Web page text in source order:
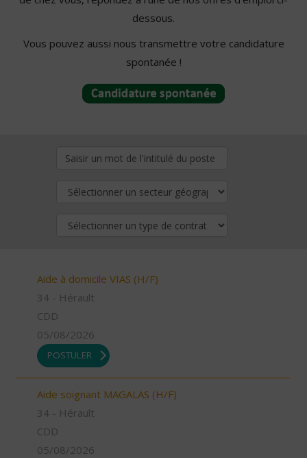
dessous.
Vous pouvez aussi nous transmettre votre candidature
spontanée !
Aide à domicile VIAS (H/F)
34 - Hérault
CDD
05/08/2026
POSTULER
Aide soignant MAGALAS (H/F)
34 - Hérault
CDD
05/08/2026